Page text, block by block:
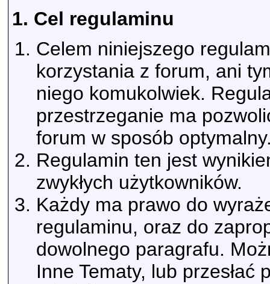
1. Cel regulaminu
Celem niniejszego
korzystania z forum, ani
niego komukolwiek.
przestrzeganie ma
forum w sposób
Regulamin ten jest
zwykłych użytkowników.
Każdy ma prawo do
regulaminu, oraz do
dowolnego paragrafu.
Inne Tematy, lub przesłać